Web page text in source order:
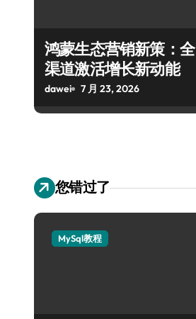
鸿蒙生态营销新策：全
渠道激活增长新动能
dawei 7 月 23, 2026
您错过了
MySql教程